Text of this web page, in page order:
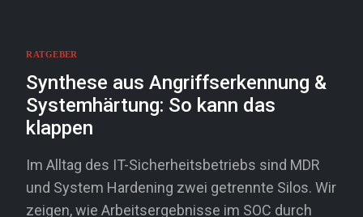
RATGEBER
Synthese aus Angriffserkennung &
Systemhärtung: So kann das
klappen
Im Alltag des IT-Sicherheitsbetriebs sind MDR
und System Hardening zwei getrennte Silos. Wir
zeigen, wie Arbeitsergebnisse im SOC durch